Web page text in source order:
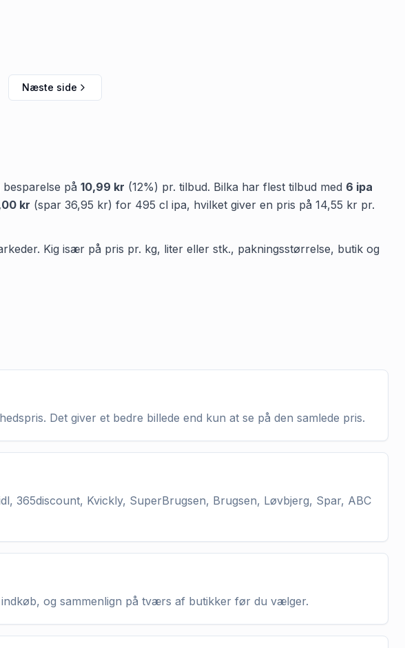
Næste side
på 10,99 kr (12%) pr. tilbud. Bilka har flest tilbud med 6 ipa
kr (spar 36,95 kr) for 495 cl ipa, hvilket giver en pris på 14,55 kr pr.
Kig især på pris pr. kg, liter eller stk., pakningsstørrelse, butik og
Det giver et bedre billede end kun at se på den samlede pris.
365discount, Kvickly, SuperBrugsen, Brugsen, Løvbjerg, Spar, ABC
og sammenlign på tværs af butikker før du vælger.